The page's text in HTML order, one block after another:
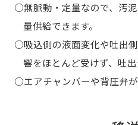
○無脈動・定量なので、汚
量供給できます。
○吸込側の液面変化や吐出
響をほとんど受けず、吐出
○エアチャンバーや背圧弁が